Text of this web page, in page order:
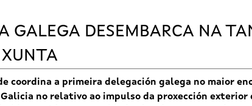
GALEGA DESEMBARCA NA
XUNTA
coordina a primeira delegación galega no maior
no relativo ao impulso da proxección exterior